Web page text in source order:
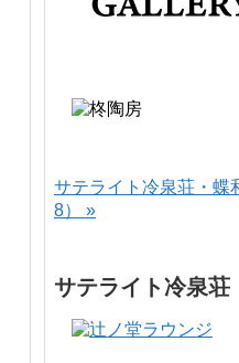
サテライト冷泉荘・蝶
8） »
サテライト冷泉荘